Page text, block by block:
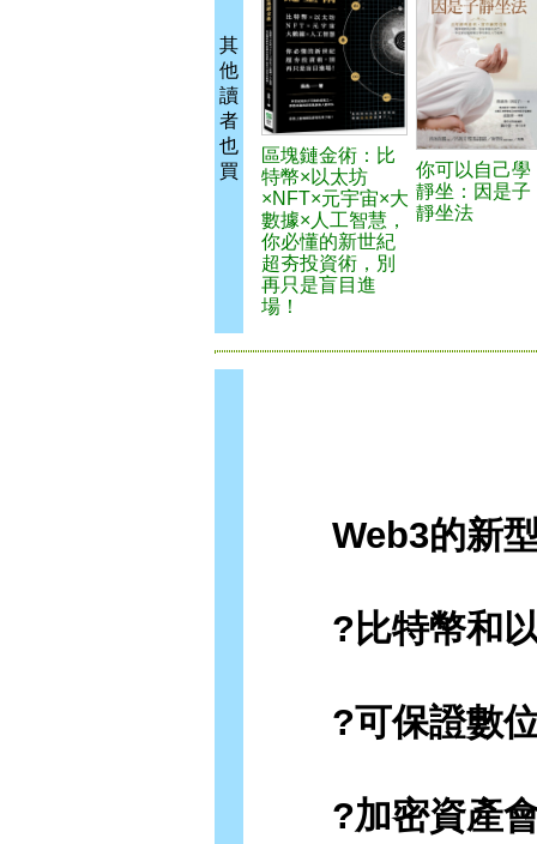
其
他
讀
者
也
買
區塊鏈金術：比
特幣×以太坊
×NFT×元宇宙×大
數據×人工智慧，
你必懂的新世紀
超夯投資術，別
再只是盲目進
場！
你可以自己學
靜坐：因是子
靜坐法
Web3的新型
?比特幣和以
?可保證數位
?加密資產會